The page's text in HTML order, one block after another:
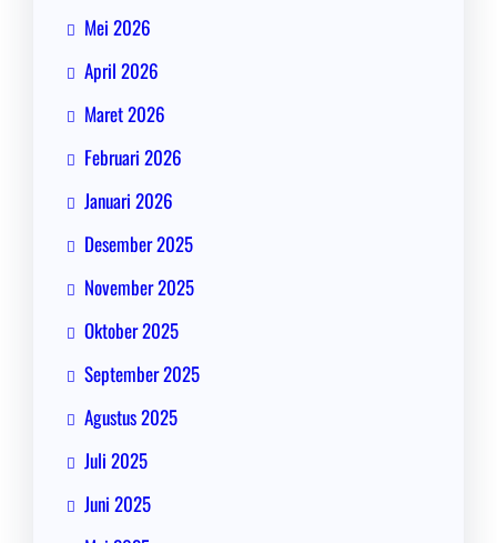
Mei 2026
April 2026
Maret 2026
Februari 2026
Januari 2026
Desember 2025
November 2025
Oktober 2025
September 2025
Agustus 2025
Juli 2025
Juni 2025